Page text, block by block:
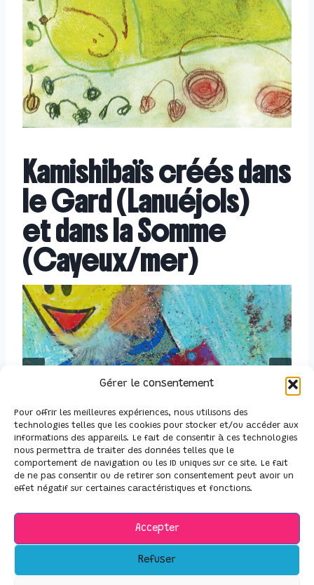
Gérer le consentement
Pour offrir les meilleures expériences, nous utilisons des
technologies telles que les cookies pour stocker et/ou accéder aux
informations des appareils. Le fait de consentir à ces technologies
nous permettra de traiter des données telles que le
comportement de navigation ou les ID uniques sur ce site. Le fait
de ne pas consentir ou de retirer son consentement peut avoir un
effet négatif sur certaines caractéristiques et fonctions.
Accepter
Refuser
Kamishibaïs créés dans
le Gard (Lanuéjols)
et dans la Somme
(Cayeux/mer)
© 2026 Clémentine Magiera